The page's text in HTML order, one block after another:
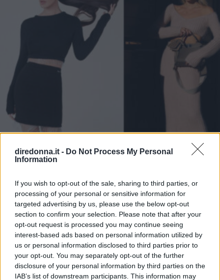
diredonna.it - Do Not Process My Personal
Information
If you wish to opt-out of the sale, sharing to third parties, or
processing of your personal or sensitive information for
targeted advertising by us, please use the below opt-out
section to confirm your selection. Please note that after your
opt-out request is processed you may continue seeing
interest-based ads based on personal information utilized by
us or personal information disclosed to third parties prior to
your opt-out. You may separately opt-out of the further
disclosure of your personal information by third parties on the
IAB’s list of downstream participants. This information may
MODA
Gonna in maglia, le idee per
abbinarla
Avvolgente, morbida e confortevole, la gonna in maglia è
il capo di abbigliamento perfetto per comporre look cozy
con cui proteggersi dal freddo dell'inverno senza